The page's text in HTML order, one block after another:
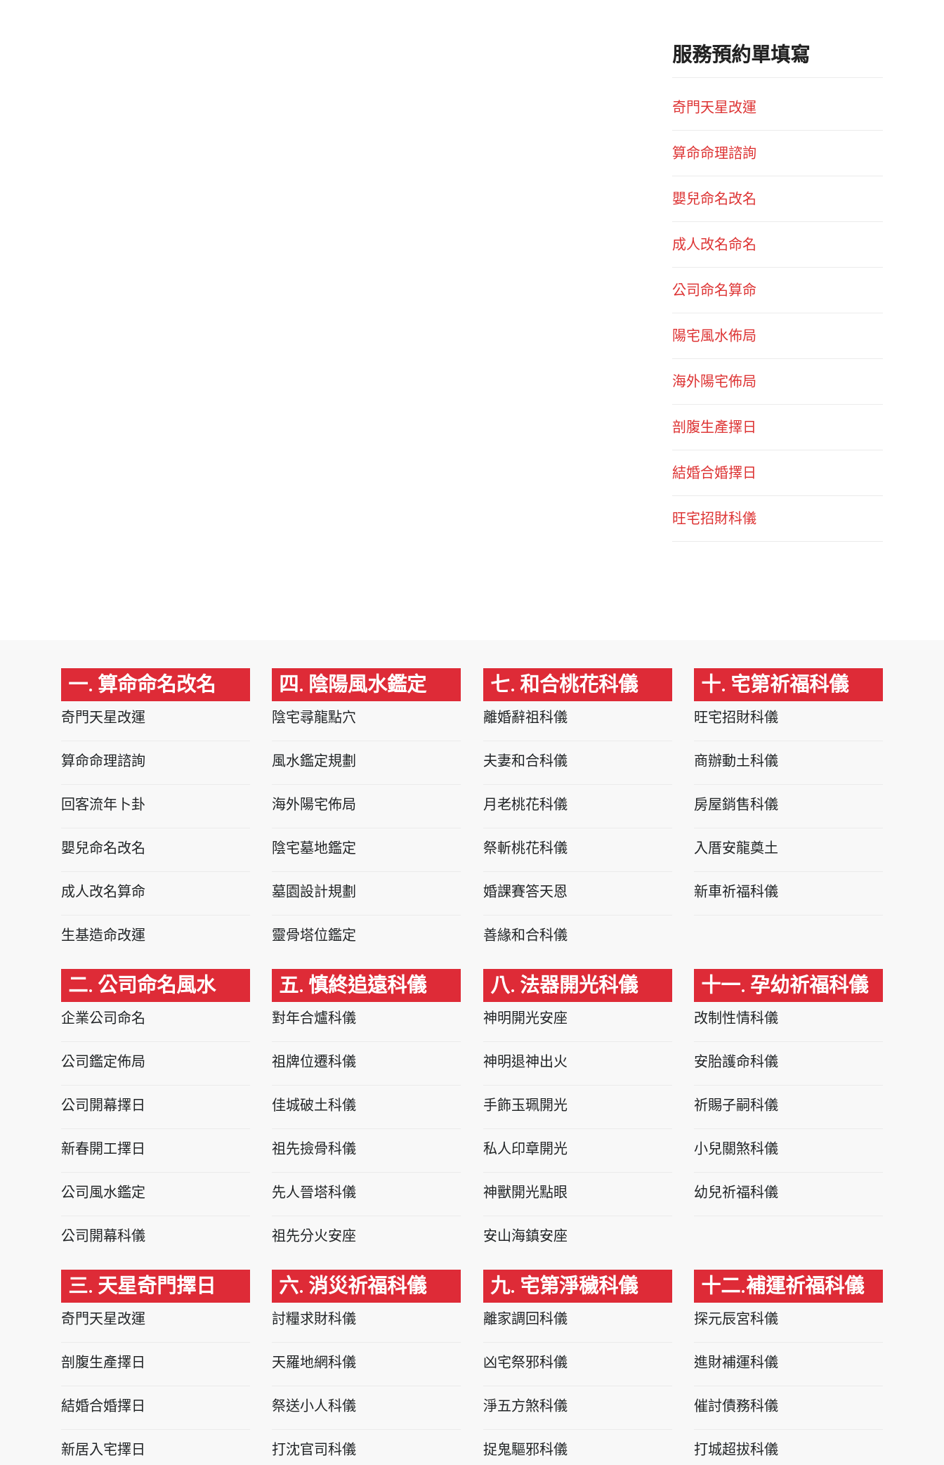
服務預約單填寫
奇門天星改運
算命命理諮詢
嬰兒命名改名
成人改名命名
公司命名算命
陽宅風水佈局
海外陽宅佈局
剖腹生產擇日
結婚合婚擇日
旺宅招財科儀
一. 算命命名改名
奇門天星改運
算命命理諮詢
回客流年卜卦
嬰兒命名改名
成人改名算命
生基造命改運
二. 公司命名風水
企業公司命名
公司鑑定佈局
公司開幕擇日
新春開工擇日
公司風水鑑定
公司開幕科儀
三. 天星奇門擇日
奇門天星改運
剖腹生產擇日
結婚合婚擇日
新居入宅擇日
四. 陰陽風水鑑定
陰宅尋龍點穴
風水鑑定規劃
海外陽宅佈局
陰宅墓地鑑定
墓園設計規劃
靈骨塔位鑑定
五. 慎終追遠科儀
對年合爐科儀
祖牌位遷科儀
佳城破土科儀
祖先撿骨科儀
先人晉塔科儀
祖先分火安座
六. 消災祈福科儀
討糧求財科儀
天羅地網科儀
祭送小人科儀
打沈官司科儀
七. 和合桃花科儀
離婚辭祖科儀
夫妻和合科儀
月老桃花科儀
祭斬桃花科儀
婚課賽答天恩
善緣和合科儀
八. 法器開光科儀
神明開光安座
神明退神出火
手飾玉珮開光
私人印章開光
神獸開光點眼
安山海鎮安座
九. 宅第淨穢科儀
離家調回科儀
凶宅祭邪科儀
淨五方煞科儀
捉鬼驅邪科儀
十. 宅第祈福科儀
旺宅招財科儀
商辦動土科儀
房屋銷售科儀
入厝安龍奠土
新車祈福科儀
十一. 孕幼祈福科儀
改制性情科儀
安胎護命科儀
祈賜子嗣科儀
小兒關煞科儀
幼兒祈福科儀
十二.補運祈福科儀
探元辰宮科儀
進財補運科儀
催討債務科儀
打城超拔科儀